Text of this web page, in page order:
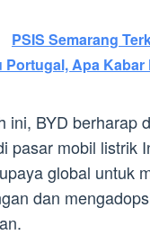
PSIS Semarang
Portugal, Apa Kabar
ini, BYD berharap
pasar mobil listrik
global untuk
dan